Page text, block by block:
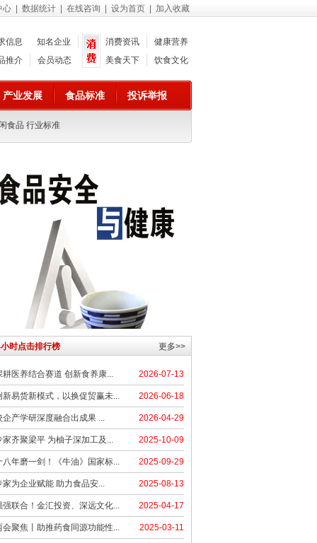
心 数据统计 在线咨询 设为首页 加入收藏
信息
知名企业
推介 会员动态
消费资讯
健康营养
美食天下
饮食文化
产业发展 食品标准 投诉举报
食品 行业标准
时点击排行榜 更多>>
2026-07-13
耕医养结合赛道 创新食养康...
2026-06-18
新易货新模式，以换促贸赢未...
2026-04-29
企产学研深度融合出成果 ...
2025-10-09
家齐聚梁平 为柚子深加工及...
2025-09-29
八年磨一剑！《牛油》国家标...
2025-08-13
家为企业赋能 助力食品安...
2025-04-17
强联合！金汇投资、深远文化...
2025-03-11
会聚焦丨助推药食同源功能性...